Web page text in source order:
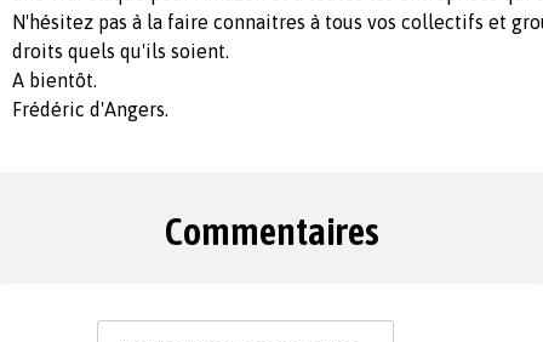
N'hésitez pas à la faire connaitres à tous vos collectifs et
droits quels qu'ils soient.
A bientôt.
Frédéric d'Angers.
Commentaires